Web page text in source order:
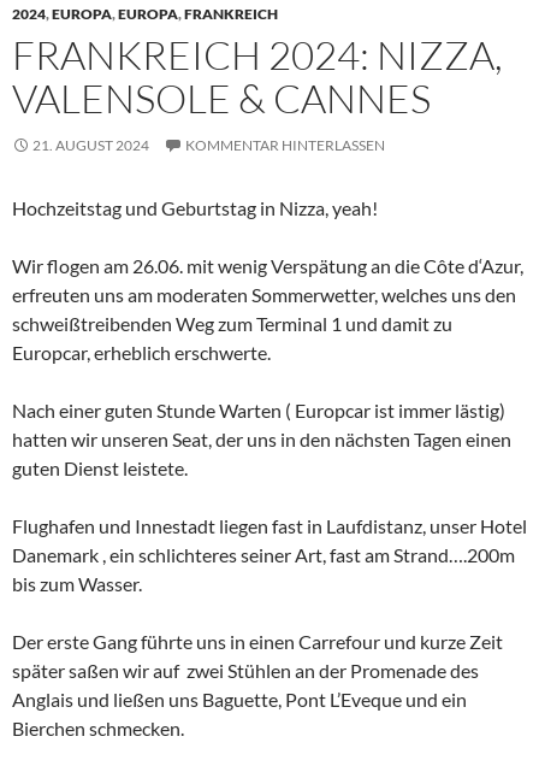
2024,EUROPA,EUROPA,FRANKREICH
FRANKREICH 2024: NIZZA,
VALENSOLE & CANNES
21. AUGUST 2024 KOMMENTAR HINTERLASSEN
Hochzeitstag und Geburtstag in Nizza, yeah!
Wir flogen am 26.06. mit wenig Verspätung an die Côte d‘Azur,
erfreuten uns am moderaten Sommerwetter, welches uns den
schweißtreibenden Weg zum Terminal 1 und damit zu
Europcar, erheblich erschwerte.
Nach einer guten Stunde Warten ( Europcar ist immer lästig)
hatten wir unseren Seat, der uns in den nächsten Tagen einen
guten Dienst leistete.
Flughafen und Innestadt liegen fast in Laufdistanz, unser Hotel
Danemark , ein schlichteres seiner Art, fast am Strand….200m
bis zum Wasser.
Der erste Gang führte uns in einen Carrefour und kurze Zeit
später saßen wir auf zwei Stühlen an der Promenade des
Anglais und ließen uns Baguette, Pont L’Eveque und ein
Bierchen schmecken.